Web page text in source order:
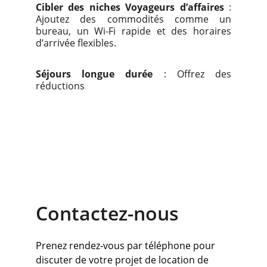
Cibler des niches Voyageurs d’affaires:
Ajoutez des commodités comme un
bureau, un Wi-Fi rapide et des horaires
d’arrivée flexibles.
Séjours longue durée : Offrez des
réductions
Contactez-nous
Prenez rendez-vous par téléphone pour
discuter de votre projet de location de